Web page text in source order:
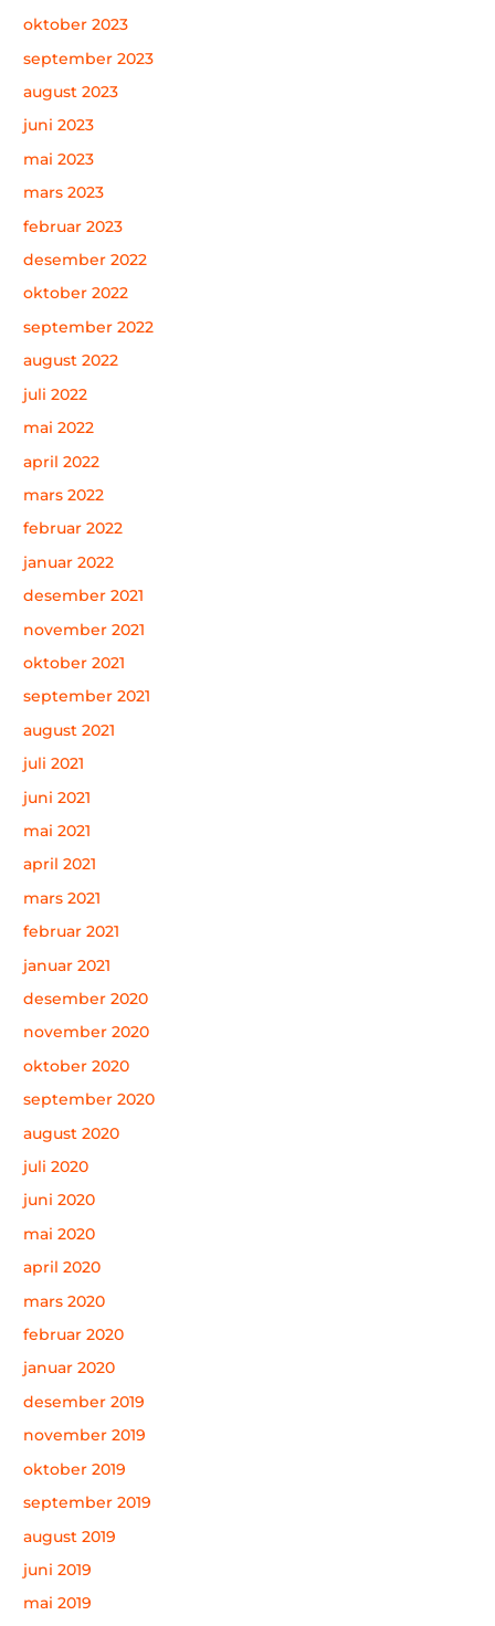
oktober 2023
september 2023
august 2023
juni 2023
mai 2023
mars 2023
februar 2023
desember 2022
oktober 2022
september 2022
august 2022
juli 2022
mai 2022
april 2022
mars 2022
februar 2022
januar 2022
desember 2021
november 2021
oktober 2021
september 2021
august 2021
juli 2021
juni 2021
mai 2021
april 2021
mars 2021
februar 2021
januar 2021
desember 2020
november 2020
oktober 2020
september 2020
august 2020
juli 2020
juni 2020
mai 2020
april 2020
mars 2020
februar 2020
januar 2020
desember 2019
november 2019
oktober 2019
september 2019
august 2019
juni 2019
mai 2019